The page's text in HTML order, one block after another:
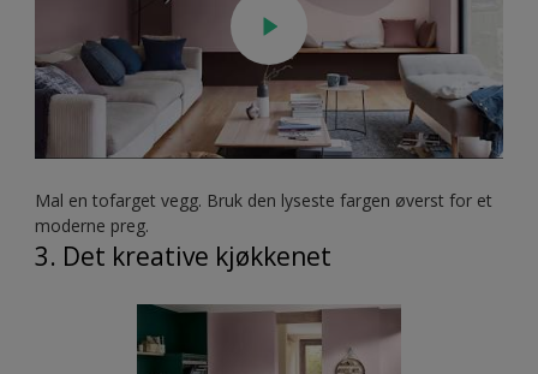
Mal en tofarget vegg. Bruk den lyseste fargen øverst for et
moderne preg.
3. Det kreative kjøkkenet